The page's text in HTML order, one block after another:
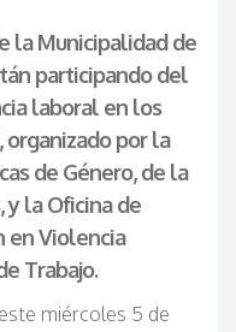
la Municipalidad de
participando del
laboral en los
organizado por la
de Género, de la
y la Oficina de
en Violencia
Trabajo.
miércoles 5 de